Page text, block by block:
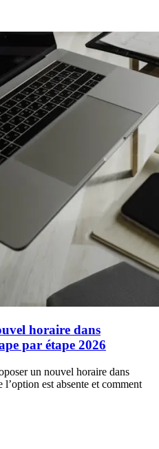
horaire dans
par étape 2026
un nouvel horaire dans
est absente et comment